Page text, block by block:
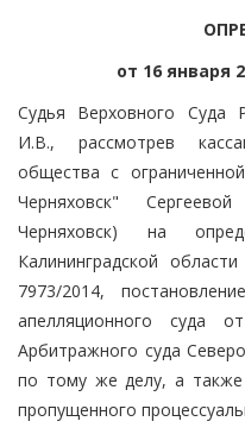
от 16 января
Судья Верховного Суда
И.В., рассмотрев
общества с
Черняховск"
Черняховск) на
Калининградской
7973/2014,
апелляционного суда
Арбитражного суда
по тому же делу, а также
пропущенного